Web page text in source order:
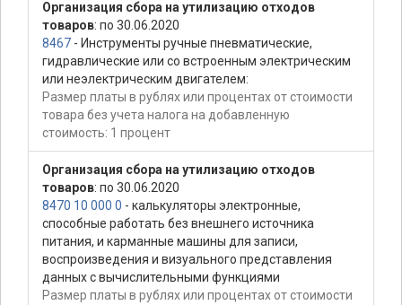
Организация сбора на утилизацию отходов
товаров: по 30.06.2020
8467 - Инструменты ручные пневматические,
гидравлические или со встроенным электрическим
или неэлектрическим двигателем:
Размер платы в рублях или процентах от стоимости
товара без учета налога на добавленную
стоимость: 1 процент
Организация сбора на утилизацию отходов
товаров: по 30.06.2020
8470 10 000 0 - калькуляторы электронные,
способные работать без внешнего источника
питания, и карманные машины для записи,
воспроизведения и визуального представления
данных с вычислительными функциями
Размер платы в рублях или процентах от стоимости